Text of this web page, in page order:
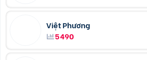
Việt Phương
5490